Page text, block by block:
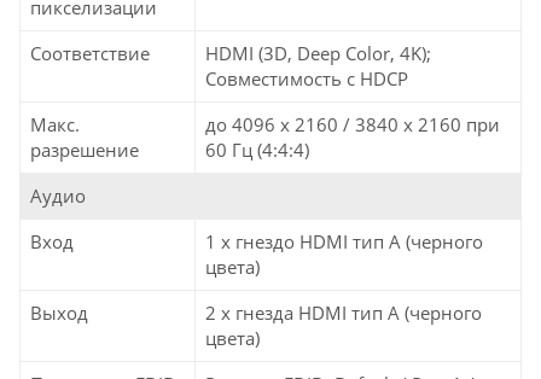
пикселизации
Соответствие
HDMI (3D, Deep Color, 4K);
Совместимость с HDCP
Макс.
разрешение
до 4096 x 2160 / 3840 x 2160 при
60 Гц (4:4:4)
Аудио
Вход
1 x гнездо HDMI тип А (черного
цвета)
Выход
2 x гнезда HDMI тип А (черного
цвета)